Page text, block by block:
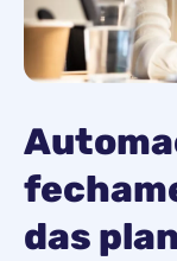
das